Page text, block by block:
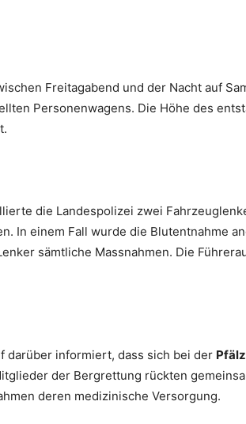
Freitagabend und der Nacht auf
Personenwagens. Die Höhe des
die Landespolizei zwei
In einem Fall wurde die Blutentnahme
sämtliche Massnahmen. Die
darüber informiert, dass sich bei der
der Bergrettung rückten
deren medizinische Versorgung.